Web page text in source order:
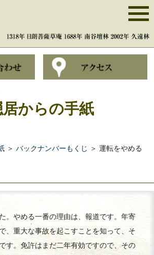
居からの手紙
＞ バックナンバーもくじ ＞ 運転をやめる
。やめる一番の理由は、報道です。年寄
、重大な事故を起こすことを知って、そ
す。免許はまだ二年有効ですので、その